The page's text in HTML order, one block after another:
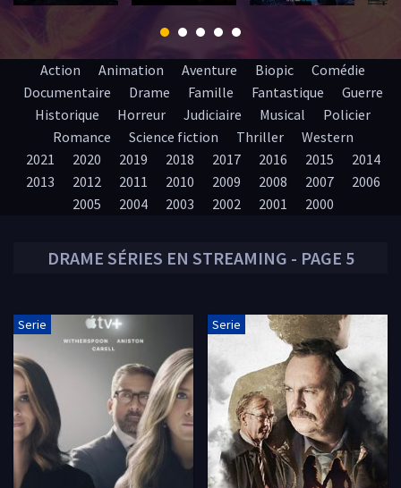
DRAME SÉRIES EN STREAMING - PAGE 5
Serie Serie
Action Animation Aventure Biopic
Comédie
Documentaire
Drame Famille Fantastique
Guerre
Historique
Horreur Judiciaire Musical
Policier
Romance
Science fiction Thriller
Western
2021
2020 2019 2018 2017 2016 2015
2014
2013
2012 2011 2010 2009 2008 2007
2006
2005
2004 2003 2002 2001 2000